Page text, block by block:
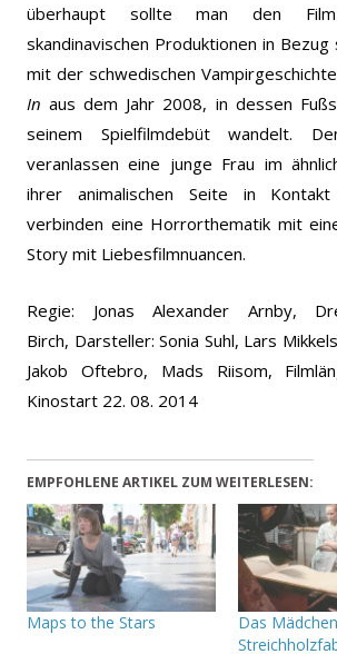
überhaupt sollte man den
skandinavischen Produktionen in
mit der schwedischen Vampirgeschichte
In aus dem Jahr 2008, in dessen
seinem Spielfilmdebüt wandelt.
veranlassen eine junge Frau im
ihrer animalischen Seite in
verbinden eine Horrorthematik mit
Story mit Liebesfilmnuancen.
Regie: Jonas Alexander Arnby,
Birch, Darsteller: Sonia Suhl, Lars
Jakob Oftebro, Mads Riisom,
Kinostart 22. 08. 2014
EMPFOHLENE ARTIKEL ZUM WEITERLESEN:
Maps to the Stars
Das